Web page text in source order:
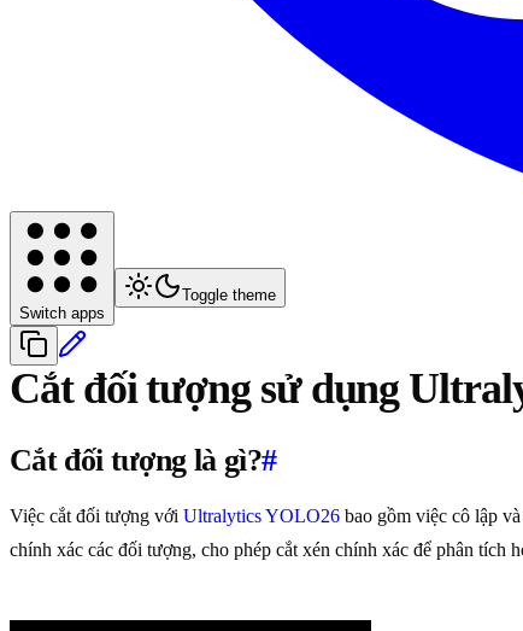
Switch apps
Toggle theme
Cắt đối tượng sử dụng
Cắt đối tượng là gì?#
Việc cắt đối tượng với Ultralytics YOLO26 bao gồm việc cô lập
chính xác các đối tượng, cho phép cắt xén chính xác để phân tích